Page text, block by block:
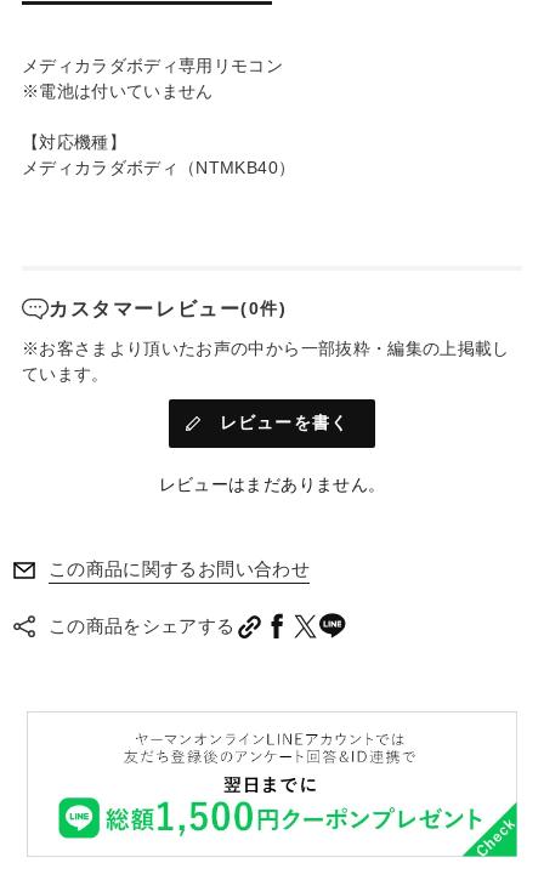
メディカラダボディ専用リモコン
※電池は付いていません
【対応機種】
メディカラダボディ（NTMKB40）
カスタマーレビュー(0件)
※お客さまより頂いたお声の中から一部抜粋・編集の上掲載し
ています。
レビューを書く
レビューはまだありません。
この商品に関するお問い合わせ
この商品をシェアする